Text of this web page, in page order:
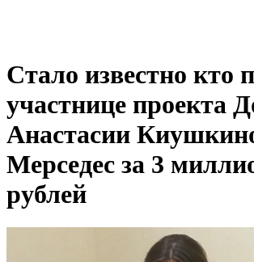
Стало известно кто
участнице проекта
Анастасии
Мерседес за 3
рублей